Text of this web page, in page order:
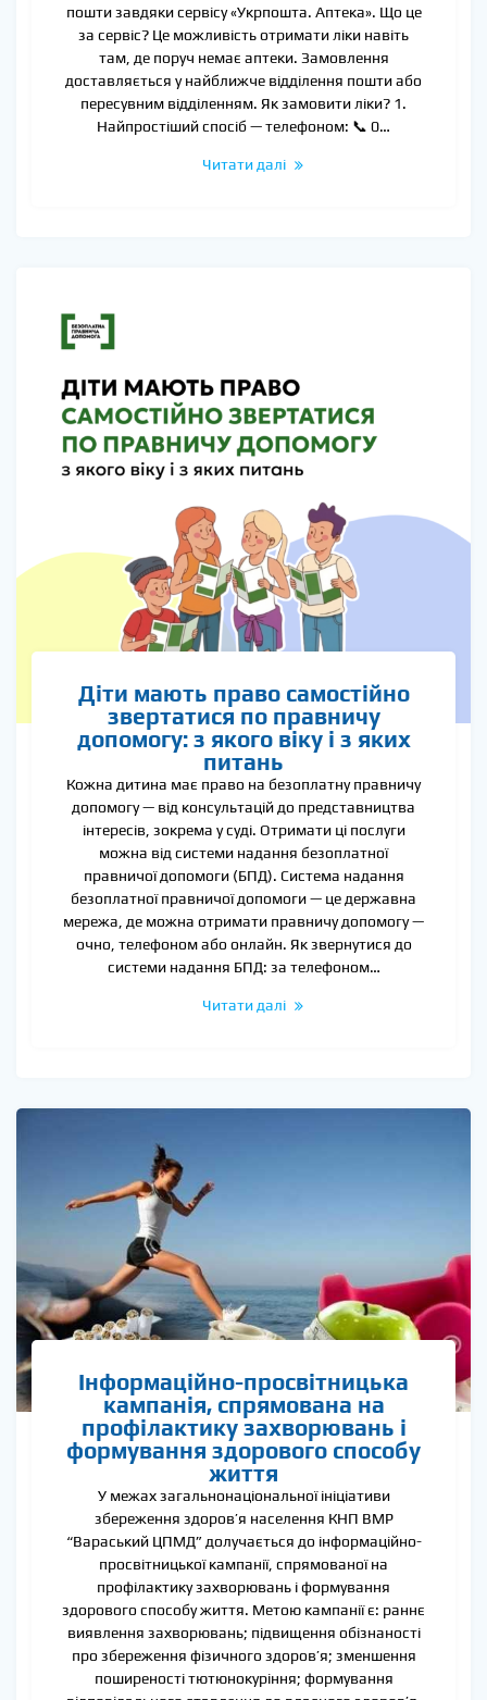
пошти завдяки сервісу «Укрпошта. Аптека». Що це
за сервіс? Це можливість отримати ліки навіть
там, де поруч немає аптеки. Замовлення
доставляється у найближче відділення пошти або
пересувним відділенням. Як замовити ліки? 1.
Найпростіший спосіб — телефоном: 📞 0…
Читати далі
Діти мають право самостійно
звертатися по правничу
допомогу: з якого віку і з яких
питань
Кожна дитина має право на безоплатну правничу
допомогу — від консультацій до представництва
інтересів, зокрема у суді. Отримати ці послуги
можна від системи надання безоплатної
правничої допомоги (БПД). Система надання
безоплатної правничої допомоги — це державна
мережа, де можна отримати правничу допомогу —
очно, телефоном або онлайн. Як звернутися до
системи надання БПД: за телефоном…
Читати далі
Інформаційно-просвітницька
кампанія, спрямована на
профілактику захворювань і
формування здорового способу
життя
У межах загальнонаціональної ініціативи
збереження здоров’я населення КНП ВМР
“Вараський ЦПМД” долучається до інформаційно-
просвітницької кампанії, спрямованої на
профілактику захворювань і формування
здорового способу життя. Метою кампанії є: раннє
виявлення захворювань; підвищення обізнаності
про збереження фізичного здоров’я; зменшення
поширеності тютюнокуріння; формування